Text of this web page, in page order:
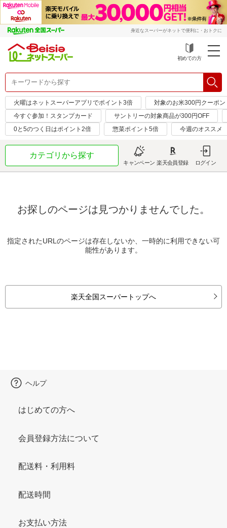
身近なスーパーがネットで便利に・おトクに
初めての方
火曜はネットスーパーアプリでポイント3倍
対象のお米300円クーポン
今すぐ参加！スタンプカード
サントリーの対象商品が300円OFF
0と5のつく日はポイント2倍
惣菜ポイント5倍 今週のオススメ
カテゴリから探す
キャンペーン 楽天会員登録 ログイン
お探しのページは見つかりませんでした。
指定されたURLのページは存在しないか、一時的に利用できない可
能性があります。
楽天全国スーパートップへ
ヘルプ
はじめての方へ
会員登録方法について
配送料・利用料
配送時間
お支払い方法